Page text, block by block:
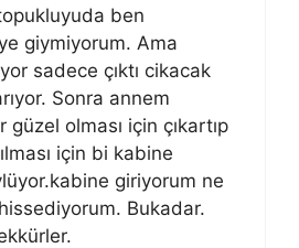
ben
giymiyorum. Ama
sadece çıktı cikacak
Sonra annem
olması için çıkartıp
için bi kabine
giriyorum ne
Bukadar.